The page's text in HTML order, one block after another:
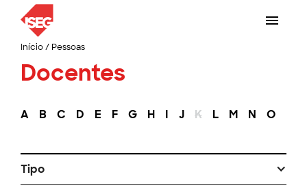
Início/ Pessoas
Docentes
A B C D E F G H I J K L M N O
Tipo